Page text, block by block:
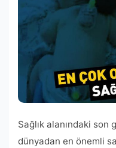
Sağlık alanındaki son
dünyadan en önemli